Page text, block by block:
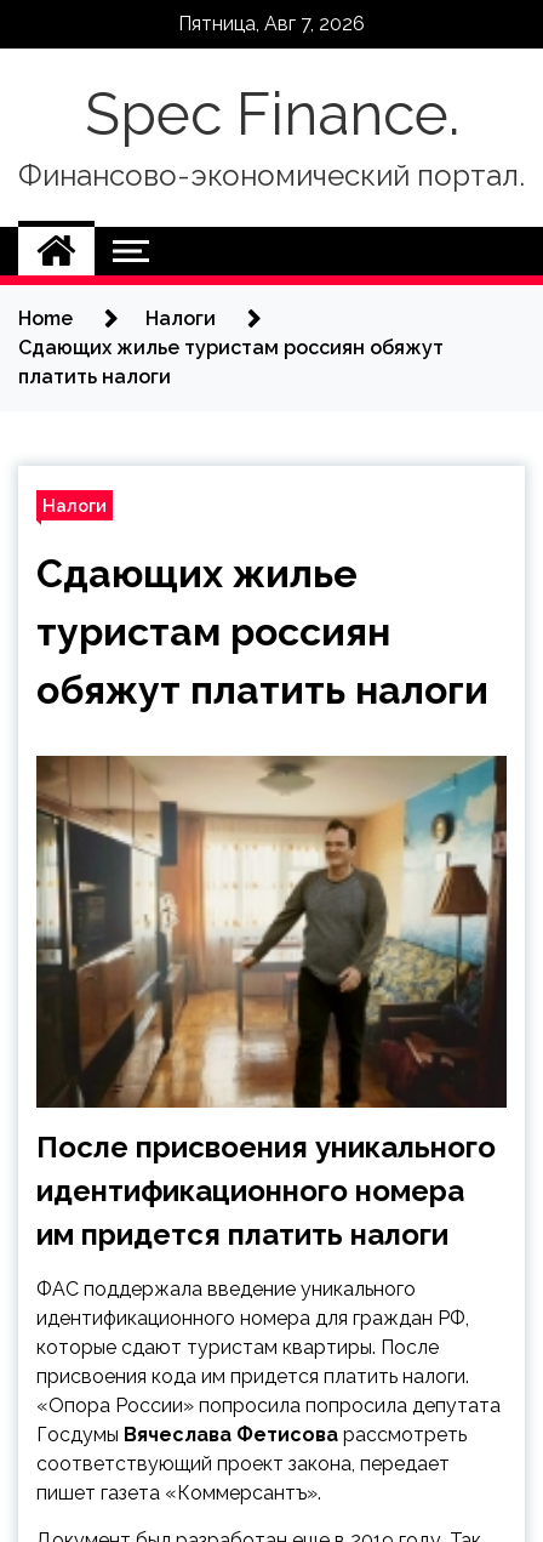
Пятница, Авг 7, 2026
Spec Finance.
Финансово-экономический портал.
Home
Налоги
Сдающих жилье туристам россиян обяжут
платить налоги
Налоги
Сдающих жилье
туристам россиян
обяжут платить налоги
После присвоения уникального
идентификационного номера
им придется платить налоги
ФАС поддержала введение уникального
идентификационного номера для граждан РФ,
которые сдают туристам квартиры. После
присвоения кода им придется платить налоги.
«Опора России» попросила попросила депутата
Госдумы Вячеслава Фетисова рассмотреть
соответствующий проект закона, передает
пишет газета «Коммерсантъ».